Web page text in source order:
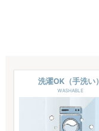
洗濯OK（手洗い）
WASHABLE